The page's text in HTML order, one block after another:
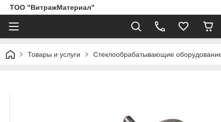
ТОО "ВитражМатериал"
Товары и услуги Стеклообрабатывающие